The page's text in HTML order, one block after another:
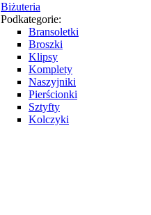
Biżuteria
Podkategorie:
Bransoletki
Broszki
Klipsy
Komplety
Naszyjniki
Pierścionki
Sztyfty
Kolczyki